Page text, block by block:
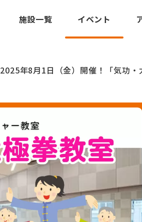
施設一覧 イベント
2025年8月1日（金）開催！「気功・